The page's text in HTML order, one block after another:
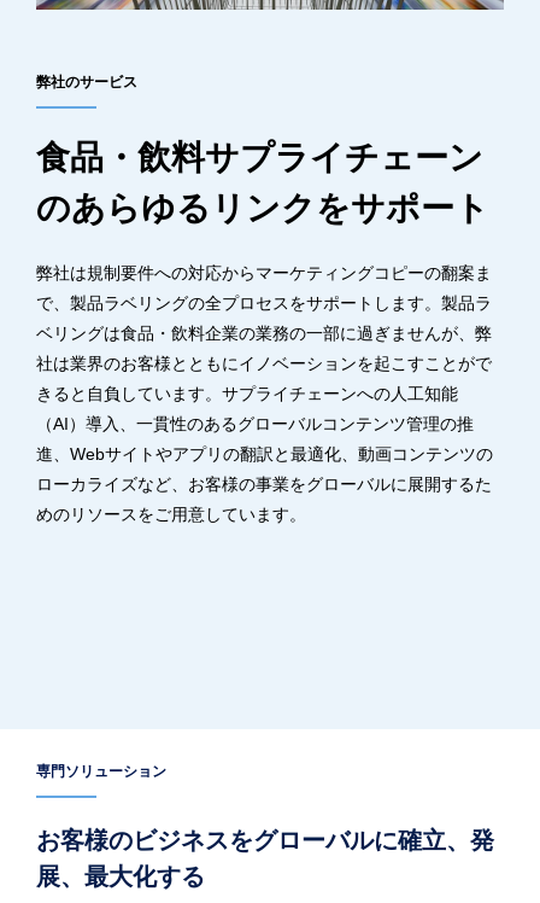
弊社のサービス
食品・飲料サプライチェーン
のあらゆるリンクをサポート
弊社は規制要件への対応からマーケティングコピーの翻案ま
で、製品ラベリングの全プロセスをサポートします。製品ラ
ベリングは食品・飲料企業の業務の一部に過ぎませんが、弊
社は業界のお客様とともにイノベーションを起こすことがで
きると自負しています。サプライチェーンへの人工知能
（AI）導入、一貫性のあるグローバルコンテンツ管理の推
進、Webサイトやアプリの翻訳と最適化、動画コンテンツの
ローカライズなど、お客様の事業をグローバルに展開するた
めのリソースをご用意しています。
専門ソリューション
お客様のビジネスをグローバルに確立、発
展、最大化する